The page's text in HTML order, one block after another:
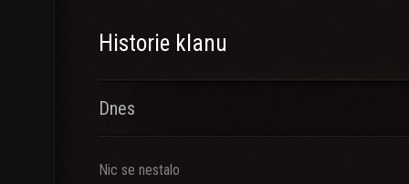
Historie klanu
Dnes
Nic se nestalo